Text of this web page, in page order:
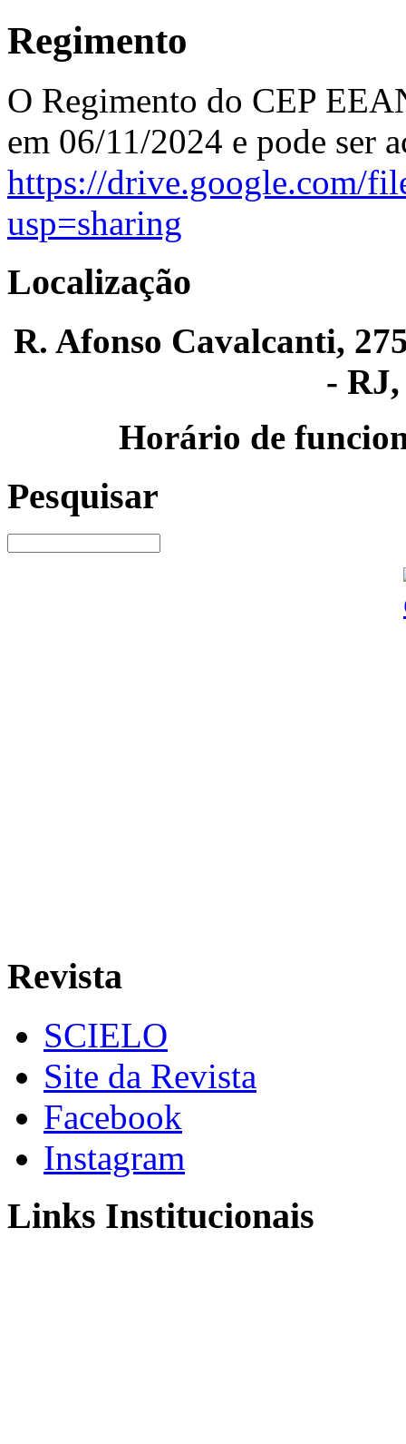
Regimento
O Regimento do CEP
em 06/11/2024 e pode ser
https://drive.google.com/
usp=sharing
Localização
R. Afonso Cavalcanti,
- RJ,
Horário de
Pesquisar
Revista
SCIELO
Site da Revista
Facebook
Instagram
Links Institucionais